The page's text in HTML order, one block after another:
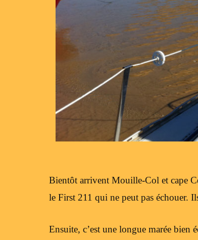
Bientôt arrivent Mouille-Col et cape
le First 211 qui ne peut pas échouer.
Ensuite, c’est une longue marée bien